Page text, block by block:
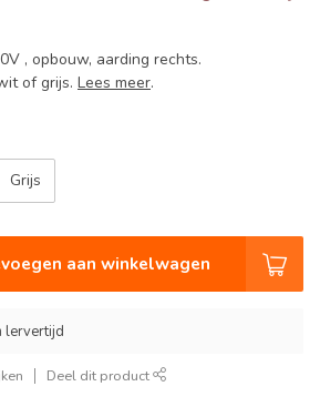
, opbouw, aarding rechts.
of grijs. Lees meer.
Grijs
aan winkelwagen
lervertijd
Deel dit product